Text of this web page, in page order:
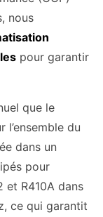
nous
pour garantir
que le
l’ensemble du
dans un
pour
et R410A dans
ce qui garantit